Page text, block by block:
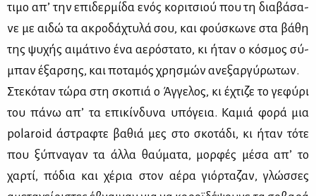
τι­μο απ’ την επι­δερ­μί­δα ενός κο­ρι­τσιού που τη δια­βά­σα­
νε με αι­δώ τα ακρο­δά­χτυ­λά σου, και φού­σκω­νε στα βά­θη
της ψυ­χής αι­μά­τι­νο ένα αε­ρό­στα­το, κι ήταν ο κό­σμος σύ­
μπαν έξαρ­σης, και πο­τα­μός χρη­σμών ανε­ξαρ­γύ­ρω­των.
Στε­κό­ταν τώ­ρα στη σκο­πιά ο Άγ­γε­λος, κι έχτι­ζε το γε­φύ­ρι
του πά­νω απ’ τα επι­κίν­δυ­να υπό­γεια. Κα­μιά φο­ρά μια
polaroid άστρα­φτε βα­θιά μες στο σκο­τά­δι, κι ήταν τό­τε
που ξύ­πνα­γαν τα άλ­λα θαύ­μα­τα, μορ­φές μέ­σα απ’ το
χαρ­τί, πό­δια και χέ­ρια στον αέ­ρα γιόρ­τα­ζαν, γλώσ­σες